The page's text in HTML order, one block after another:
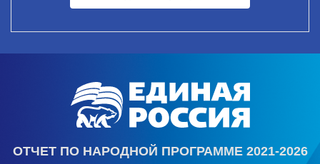
ОТЧЕТ ПО НАРОДНОЙ ПРОГРАММЕ 2021-2026